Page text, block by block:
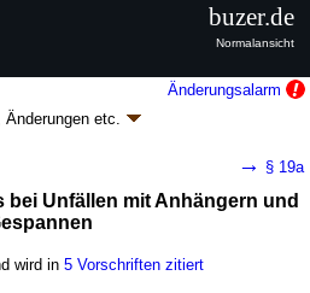
Änderungsalarm
etc.
BGBl. 2026 I Nr. 142
1Allgemeines Straßenverkehrsrecht
→ § 19a
bei Unfällen mit Anhängern und
wird in5 Vorschriften zitiert
buzer.de
Normalansicht